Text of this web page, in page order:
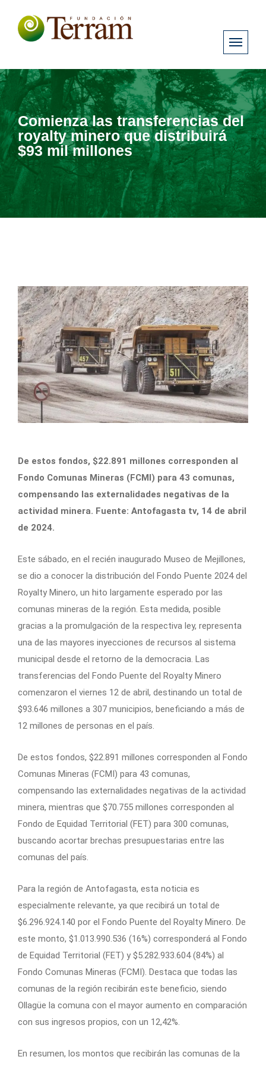
Comienza las transferencias del
royalty minero que distribuirá
$93 mil millones
De estos fondos, $22.891 millones corresponden al
Fondo Comunas Mineras (FCMI) para 43 comunas,
compensando las externalidades negativas de la
actividad minera. Fuente: Antofagasta tv, 14 de abril
de 2024.
Este sábado, en el recién inaugurado Museo de Mejillones,
se dio a conocer la distribución del Fondo Puente 2024 del
Royalty Minero, un hito largamente esperado por las
comunas mineras de la región. Esta medida, posible
gracias a la promulgación de la respectiva ley, representa
una de las mayores inyecciones de recursos al sistema
municipal desde el retorno de la democracia. Las
transferencias del Fondo Puente del Royalty Minero
comenzaron el viernes 12 de abril, destinando un total de
$93.646 millones a 307 municipios, beneficiando a más de
12 millones de personas en el país.
De estos fondos, $22.891 millones corresponden al Fondo
Comunas Mineras (FCMI) para 43 comunas,
compensando las externalidades negativas de la actividad
minera, mientras que $70.755 millones corresponden al
Fondo de Equidad Territorial (FET) para 300 comunas,
buscando acortar brechas presupuestarias entre las
comunas del país.
Para la región de Antofagasta, esta noticia es
especialmente relevante, ya que recibirá un total de
$6.296.924.140 por el Fondo Puente del Royalty Minero. De
este monto, $1.013.990.536 (16%) corresponderá al Fondo
de Equidad Territorial (FET) y $5.282.933.604 (84%) al
Fondo Comunas Mineras (FCMI). Destaca que todas las
comunas de la región recibirán este beneficio, siendo
Ollagüe la comuna con el mayor aumento en comparación
con sus ingresos propios, con un 12,42%.
En resumen, los montos que recibirán las comunas de la